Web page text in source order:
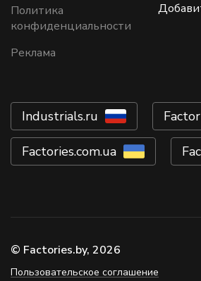
Политика
конфиденциальности
Реклама
Industrials.ru
Factories.com.ua
© Factories.by, 2026
Пользовательское соглашение